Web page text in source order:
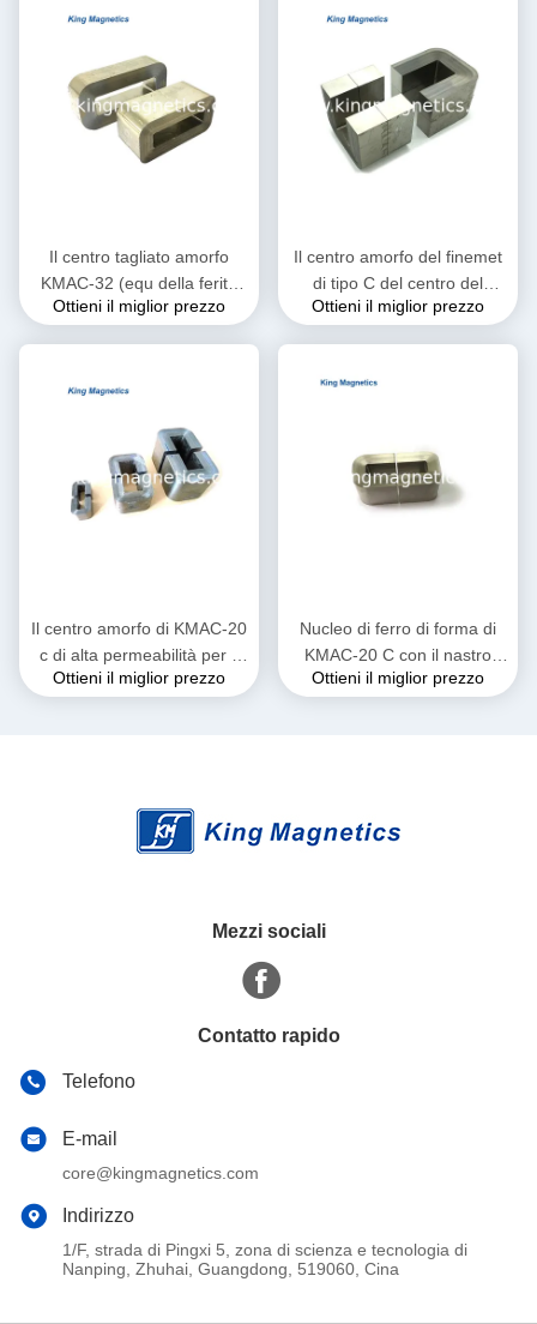
Il centro tagliato amorfo
KMAC-32 (equ della ferita
del nastro di KMAC-32
Ottieni il miglior prezzo
Il centro amorfo del finemet
di tipo C del centro del
trasformatore di rendimento
Ottieni il miglior prezzo
Il centro amorfo di KMAC-20
c di alta permeabilità per il
trasformatore corrente
Ottieni il miglior prezzo
Nucleo di ferro di forma di
KMAC-20 C con il nastro
amorfo per il grande reattore
Ottieni il miglior prezzo
Mezzi sociali
Contatto rapido
Telefono
E-mail
core@kingmagnetics.com
Indirizzo
1/F, strada di Pingxi 5, zona di scienza e tecnologia di
Nanping, Zhuhai, Guangdong, 519060, Cina